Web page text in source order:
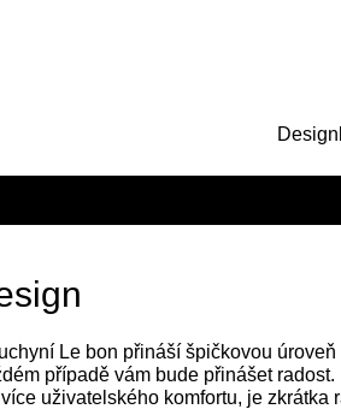
Le bon přináší špičkovou
případě vám bude přinášet
uživatelského komfortu, je zkrátka